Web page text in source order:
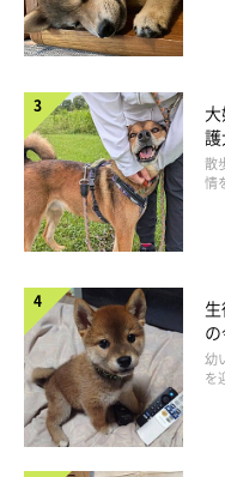
「ちょっと何を言ってるかわ
@shiba48love
散
情
幼
を